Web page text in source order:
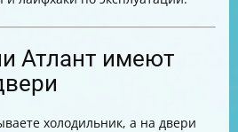
Атлант
Атлант имеют
холодильник, а на двери